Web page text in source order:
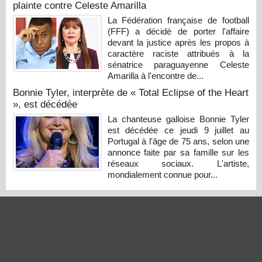
plainte contre Celeste Amarilla
La Fédération française de football
(FFF) a décidé de porter l'affaire
devant la justice après les propos à
caractère raciste attribués à la
sénatrice paraguayenne Celeste
Amarilla à l'encontre de...
Bonnie Tyler, interprète de « Total Eclipse of the Heart
», est décédée
La chanteuse galloise Bonnie Tyler
est décédée ce jeudi 9 juillet au
Portugal à l'âge de 75 ans, selon une
annonce faite par sa famille sur les
réseaux sociaux. L'artiste,
mondialement connue pour...